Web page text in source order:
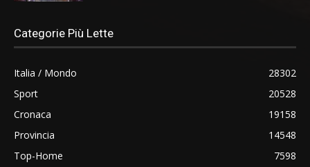
Categorie Più Lette
Italia / Mondo
28302
Sport
20528
Cronaca
19158
Provincia
14548
Top-Home
7598